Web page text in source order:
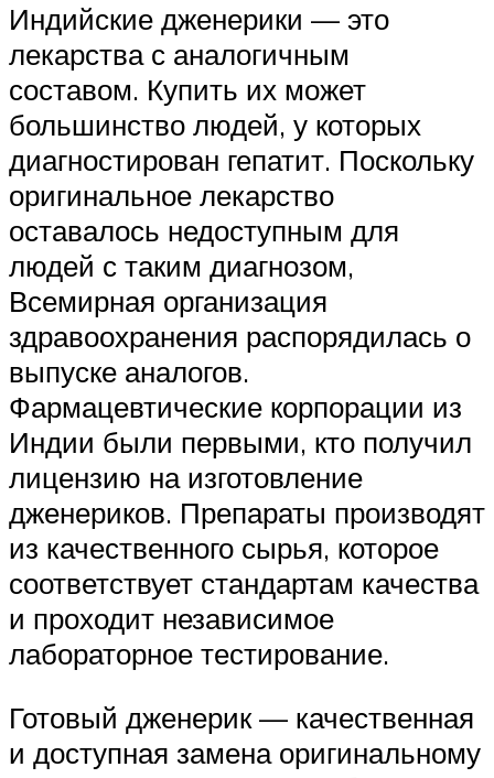
Индийские дженерики — это
лекарства с аналогичным
составом. Купить их может
большинство людей, у которых
диагностирован гепатит. Поскольку
оригинальное лекарство
оставалось недоступным для
людей с таким диагнозом,
Всемирная организация
здравоохранения распорядилась о
выпуске аналогов.
Фармацевтические корпорации из
Индии были первыми, кто получил
лицензию на изготовление
дженериков. Препараты производят
из качественного сырья, которое
соответствует стандартам качества
и проходит независимое
лабораторное тестирование.
Готовый дженерик — качественная
и доступная замена оригинальному